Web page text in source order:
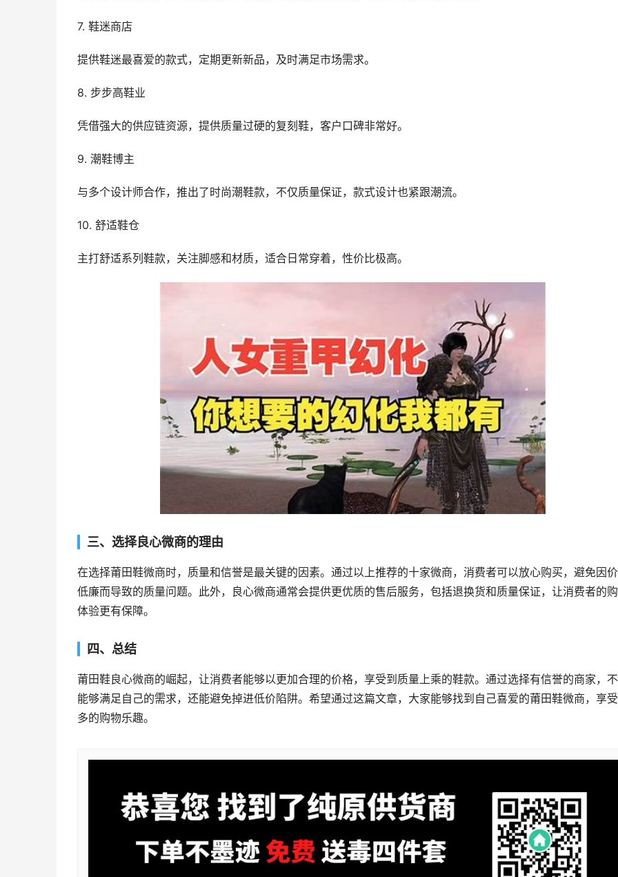
7. 鞋迷商店
提供鞋迷最喜爱的款式，定期更新新品，及时满足市场需求。
8. 步步高鞋业
凭借强大的供应链资源，提供质量过硬的复刻鞋，客户口碑非常好。
9. 潮鞋博主
与多个设计师合作，推出了时尚潮鞋款，不仅质量保证，款式设计也紧跟潮流。
10. 舒适鞋仓
主打舒适系列鞋款，关注脚感和材质，适合日常穿着，性价比极高。
三、选择良心微商的理由
在选择莆田鞋微商时，质量和信誉是最关键的因素。通过以上推荐的十家微商，消费者可以放心购买，避免因
低廉而导致的质量问题。此外，良心微商通常会提供更优质的售后服务，包括退换货和质量保证，让消费者的
体验更有保障。
四、总结
莆田鞋良心微商的崛起，让消费者能够以更加合理的价格，享受到质量上乘的鞋款。通过选择有信誉的商家，
能够满足自己的需求，还能避免掉进低价陷阱。希望通过这篇文章，大家能够找到自己喜爱的莆田鞋微商，享
多的购物乐趣。